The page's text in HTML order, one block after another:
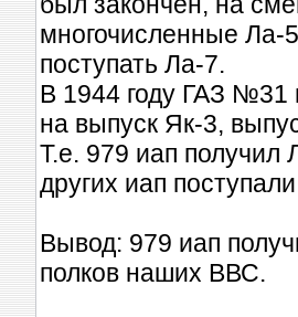
многочисленные Ла-
поступать Ла-7.
В 1944 году ГАЗ №31
на выпуск Як-3,
Т.е. 979 иап получил
других иап
Вывод: 979 иап
полков наших ВВС.